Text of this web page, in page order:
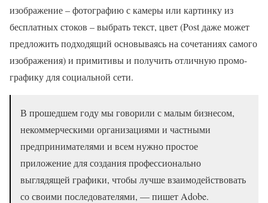
изображение – фотографию с камеры или картинку из
бесплатных стоков – выбрать текст, цвет (Post даже может
предложить подходящий основываясь на сочетаниях самого
изображения) и примитивы и получить отличную промо-
графику для социальной сети.
В прошедшем году мы говорили с малым бизнесом,
некоммерческими организациями и частными
предпринимателями и всем нужно простое
приложение для создания профессионально
выглядящей графики, чтобы лучше взаимодействовать
со своими последователями, — пишет Adobe.